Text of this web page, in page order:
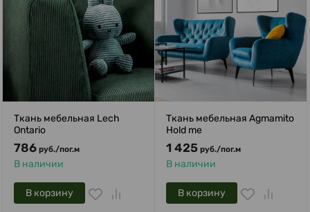
Ткань мебельная Lech
Ontario
786 руб./пог.м
В наличии
В корзину
Ткань мебельная Agmamito
Hold me
1 425 руб./пог.м
В наличии
В корзину